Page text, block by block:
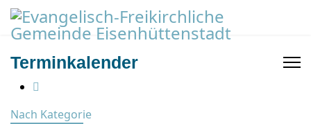
Terminkalender
Nach Kategorie